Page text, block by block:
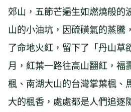
郊山，五節芒遍生如燃燒般的
山的小油坑，因硫磺氣的蒸騰
了命地火紅，留下了「丹山草
月，紅葉一路往高山翻紅，福
楓、南湖大山的台灣掌葉楓、
大的楓香，處處都是人們追逐